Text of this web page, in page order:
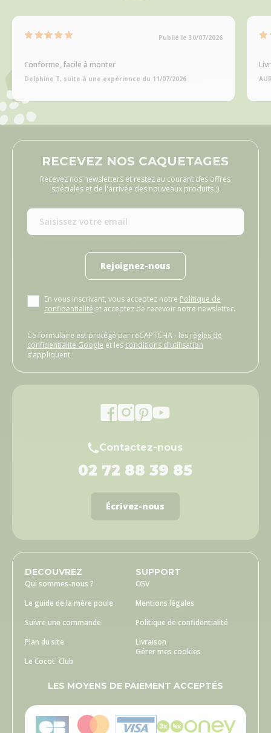
Publié le 30/07/2026
Conforme, facile à monter
Delphine T, suite à une expérience du 11/07/2026
RECEVEZ NOS CAQUETAGES
Recevez nos newsletters et restez au courant des offres
spéciales et de l'arrivée des nouveaux produits ;)
Rejoignez-nous
En vous inscrivant, vous acceptez notre Politique de
confidentialité et acceptez de recevoir notre newsletter.
Ce formulaire est protégé par reCAPTCHA - les règles de
confidentialité Google et les conditions d'utilisation
s'appliquent.
Contactez-nous
02 72 88 39 85
Écrivez-nous
DECOUVREZ
Qui sommes-nous ?
Le guide de la mère poule
Suivre une commande
Plan du site
Le Cocot' Club
SUPPORT
CGV
Mentions légales
Politique de confidentialité
Livraison
Gérer mes cookies
LES MOYENS DE PAIEMENT ACCEPTÉS